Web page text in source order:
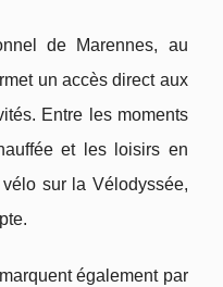
de Marennes, au
un accès direct aux
Entre les moments
et les loisirs en
sur la Vélodyssée,
également par